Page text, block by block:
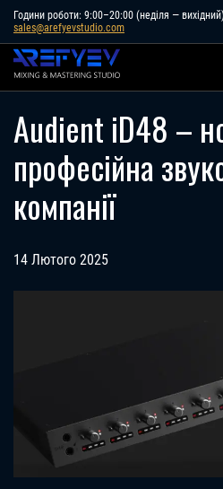
Skip
content
Години роботи: 9:00–20:00 (неділя — вихідний) |
sales@arefyevstudio.com
Audient iD48 –
професійна
компанії
14 Лютого 2025